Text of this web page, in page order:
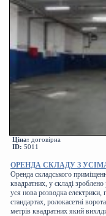
Ціна: договірна
ID: 5011
ОРЕНДА СКЛАДУ З
Оренда складського
квадратних, у складі
уся нова розводка електрики,
стандартах, ролокасетні
метрів квадратних який